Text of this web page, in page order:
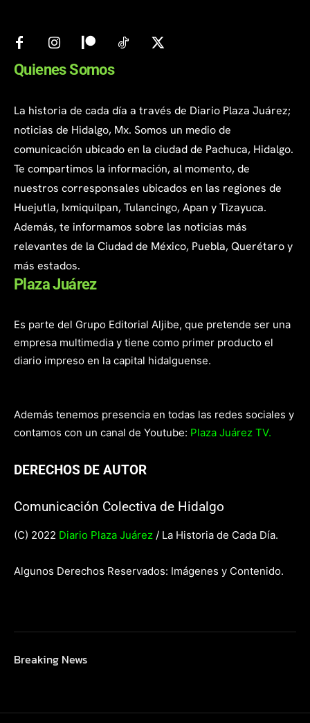
Quienes Somos
La historia de cada día a través de Diario Plaza Juárez;
noticias de Hidalgo, Mx. Somos un medio de
comunicación ubicado en la ciudad de Pachuca, Hidalgo.
Te compartimos la información, al momento, de
nuestros corresponsales ubicados en las regiones de
Huejutla, Ixmiquilpan, Tulancingo, Apan y Tizayuca.
Además, te informamos sobre las noticias más
relevantes de la Ciudad de México, Puebla, Querétaro y
más estados.
Plaza Juárez
Es parte del Grupo Editorial Aljibe, que pretende ser una
empresa multimedia y tiene como primer producto el
diario impreso en la capital hidalguense.
Además tenemos presencia en todas las redes sociales y
contamos con un canal de Youtube: Plaza Juárez TV.
DERECHOS DE AUTOR
Comunicación Colectiva de Hidalgo
(C) 2022 Diario Plaza Juárez / La Historia de Cada Día.
Algunos Derechos Reservados: Imágenes y Contenido.
Breaking News